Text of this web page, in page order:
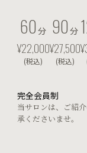
60 分
¥22,000
(税込)
90 分
¥27,500
(税込)
完全会員制
当サロンは、ご紹
承くださいませ。